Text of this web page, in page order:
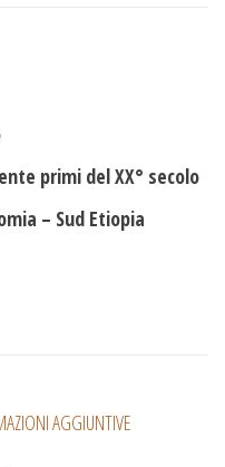
primi del XX° secolo
– Sud Etiopia
AGGIUNTIVE